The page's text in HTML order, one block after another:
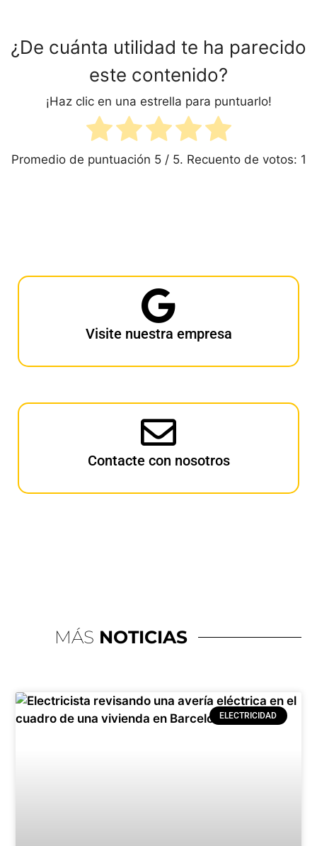
¿De cuánta utilidad te ha parecido
este contenido?
¡Haz clic en una estrella para puntuarlo!
Promedio de puntuación 5/ 5. Recuento de votos: 1
Visite nuestra empresa
Contacte con nosotros
MÁS NOTICIAS
ELECTRICIDAD